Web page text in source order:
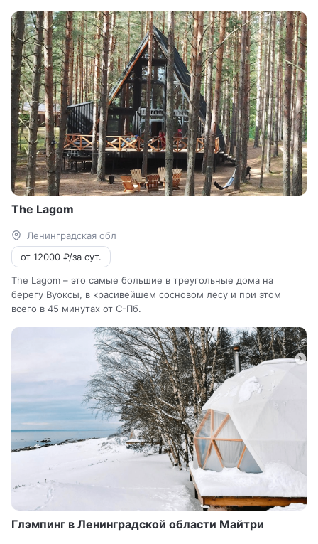
The Lagom
Ленинградская обл
от 12000 ₽/за сут.
The Lagom – это самые большие в треугольные дома на
берегу Вуоксы, в красивейшем сосновом лесу и при этом
всего в 45 минутах от С-Пб.
Глэмпинг в Ленинградской области Майтри